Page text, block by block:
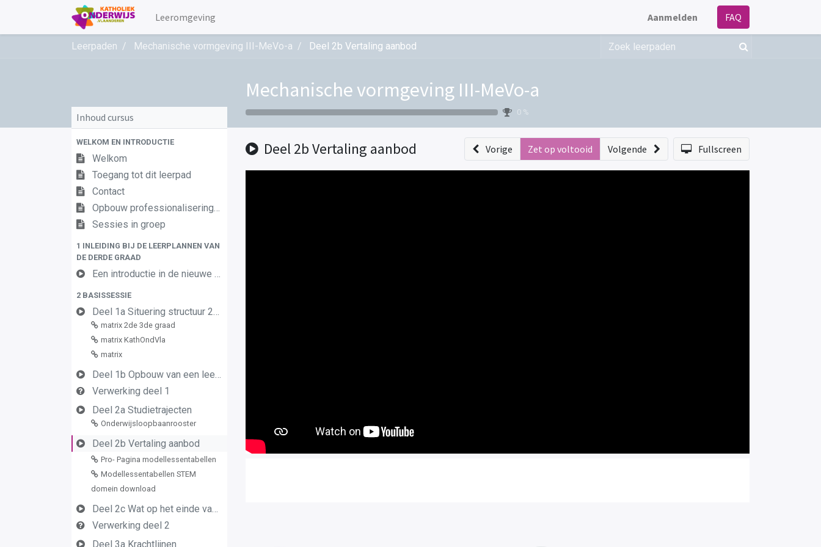
Leeromgeving Aanmelden FAQ
Leerpaden Mechanische vormgeving III-MeVo-a Deel 2b Vertaling aanbod
Mechanische vormgeving III-MeVo-a
0 %
Inhoud cursus
WELKOM EN INTRODUCTIE
Welkom
Toegang tot dit leerpad
Contact
Opbouw professionaliseringstraject
Sessies in groep
1 INLEIDING BIJ DE LEERPLANNEN VAN
DE DERDE GRAAD
Een introductie in de nieuwe leerplannen van de derde graad
2 BASISSESSIE
Deel 1a Situering structuur 2de en 3de graad
matrix 2de 3de graad
matrix KathOndVla
matrix
Deel 1b Opbouw van een leerplan vormingsconcept
Verwerking deel 1
Deel 2a Studietrajecten
Onderwijsloopbaanrooster
Deel 2b Vertaling aanbod
Pro- Pagina modellessentabellen
Modellessentabellen STEM
domein download
Deel 2c Wat op het einde van de graad
Verwerking deel 2
Deel 3a Krachtlijnen
Deel 2b Vertaling aanbod Vorige Zet op voltooid Volgende Fullscreen